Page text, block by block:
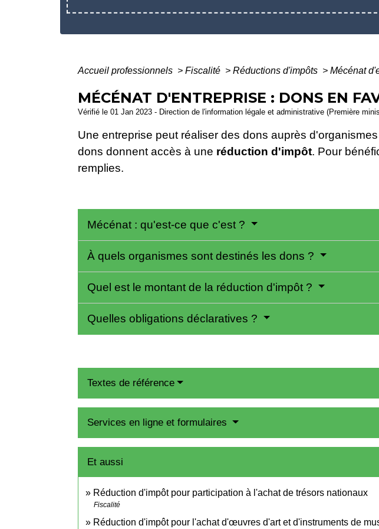
Accueil professionnels > Fiscalité > Réductions d'impôts > Mécénat
MÉCÉNAT D'ENTREPRISE : DONS EN
Vérifié le 01 Jan 2023 - Direction de l'information légale et administrative (Première
Une entreprise peut réaliser des dons auprès
dons donnent accès à une réduction d'impôt. Pour
remplies.
Mécénat : qu'est-ce que c'est ?
À quels organismes sont destinés les dons ?
Quel est le montant de la réduction d'impôt ?
Quelles obligations déclaratives ?
Textes de référence
Services en ligne et formulaires
Et aussi
Réduction d'impôt pour participation à l'achat de trésors nationaux
Fiscalité
Réduction d'impôt pour l'achat d'œuvres d'art et d'instruments de